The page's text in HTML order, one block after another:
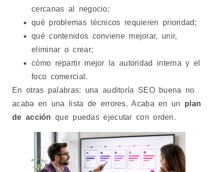
cercanas al negocio;
qué problemas técnicos requieren prioridad;
qué contenidos conviene mejorar, unir,
eliminar o crear;
cómo repartir mejor la autoridad interna y el
foco comercial.
En otras palabras: una auditoría SEO buena no
acaba en una lista de errores. Acaba en un plan
de acción que puedas ejecutar con orden.